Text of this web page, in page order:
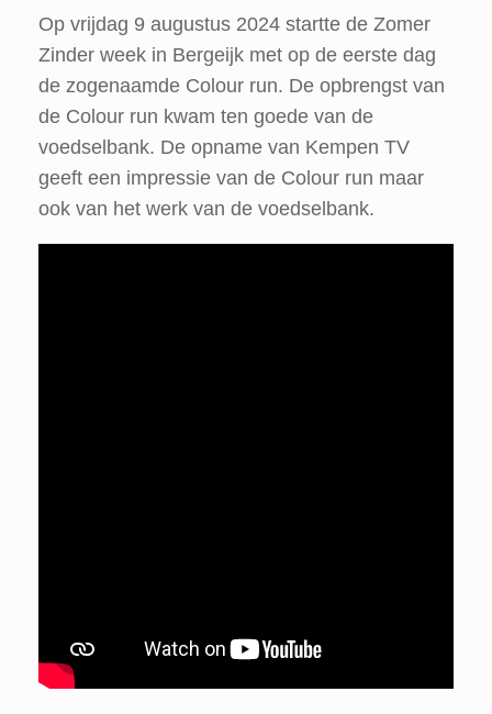
Op vrijdag 9 augustus 2024 startte de Zomer
Zinder week in Bergeijk met op de eerste dag
de zogenaamde Colour run. De opbrengst van
de Colour run kwam ten goede van de
voedselbank. De opname van Kempen TV
geeft een impressie van de Colour run maar
ook van het werk van de voedselbank.